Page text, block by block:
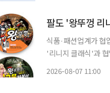
식품·패션업계가 협
'리니지 클래식'과
2026-08-07 11:00